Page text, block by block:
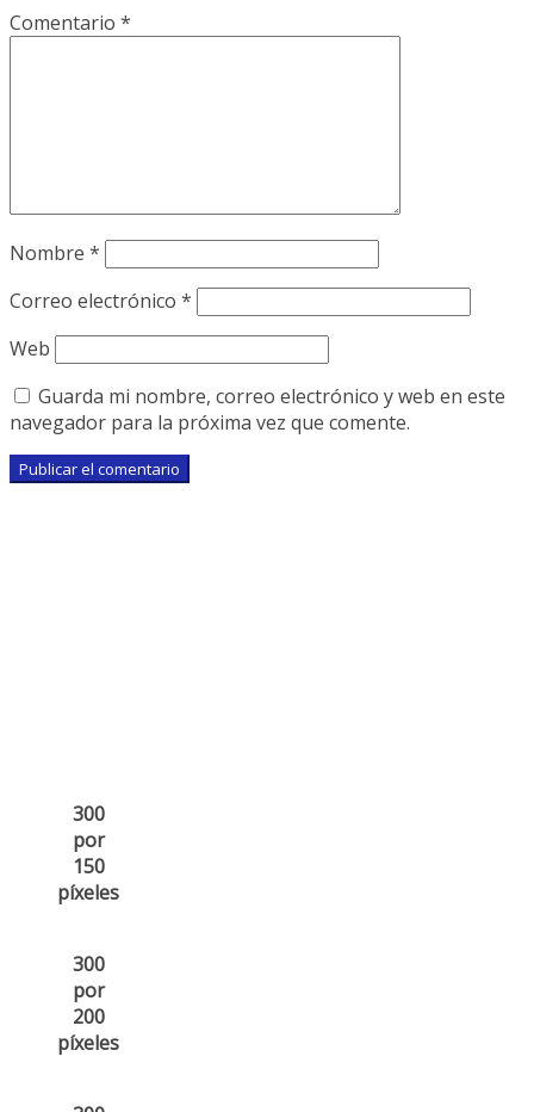
Comentario *
Nombre *
Correo electrónico *
Web
Guarda mi nombre, correo electrónico y web en este
navegador para la próxima vez que comente.
300
por
150
píxeles
300
por
200
píxeles